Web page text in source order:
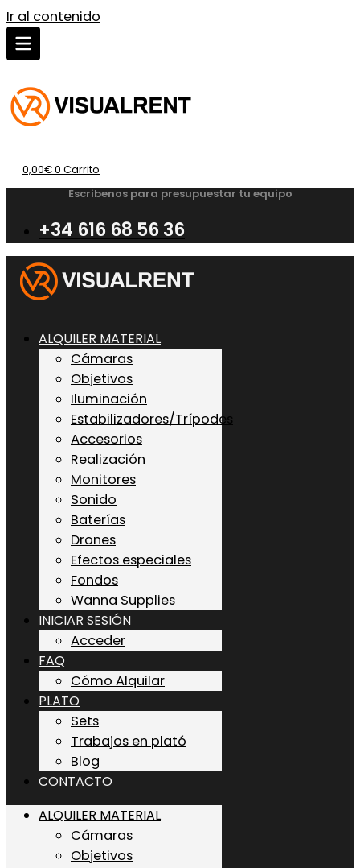
Ir al contenido
0,00€0 Carrito
Escribenos para presupuestar tu equipo
+34 616 68 56 36
ALQUILER MATERIAL
Cámaras
Objetivos
Iluminación
Estabilizadores/Trípodes
Accesorios
Realización
Monitores
Sonido
Baterías
Drones
Efectos especiales
Fondos
Wanna Supplies
INICIAR SESIÓN
Acceder
FAQ
Cómo Alquilar
PLATO
Sets
Trabajos en plató
Blog
CONTACTO
ALQUILER MATERIAL
Cámaras
Objetivos